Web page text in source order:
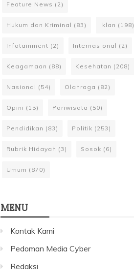
Feature News (2)
Hukum dan Kriminal (83) Iklan (198)
Infotainment (2) Internasional (2)
Keagamaan (88) Kesehatan (208)
Nasional (54) Olahraga (82)
Opini (15) Pariwisata (50)
Pendidikan (83) Politik (253)
Rubrik Hidayah (3) Sosok (6)
Umum (870)
MENU
Kontak Kami
Pedoman Media Cyber
Redaksi